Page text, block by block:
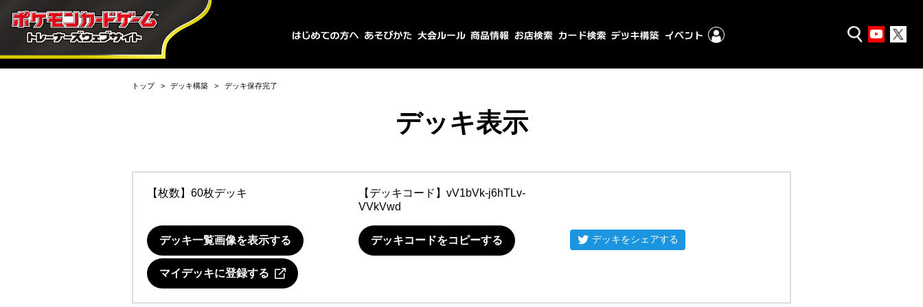
トップ デッキ構築 デッキ保存完了
デッキ表示
【枚数】60枚デッキ 【デッキコード】 vV1bVk-j6hTLv-
VVkVwd
デッキ一覧画像を表示する デッキコードをコピーする デッキをシェアする
マイデッキに登録する